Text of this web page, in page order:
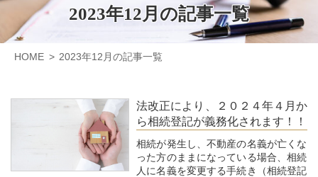
2023年12月の記事一覧
HOME 2023年12月の記事一覧
法改正により、２０２４年４月か
ら相続登記が義務化されます！！
相続が発生し、不動産の名義が亡くな
った方のままになっている場合、相続
人に名義を変更する手続き（相続登記